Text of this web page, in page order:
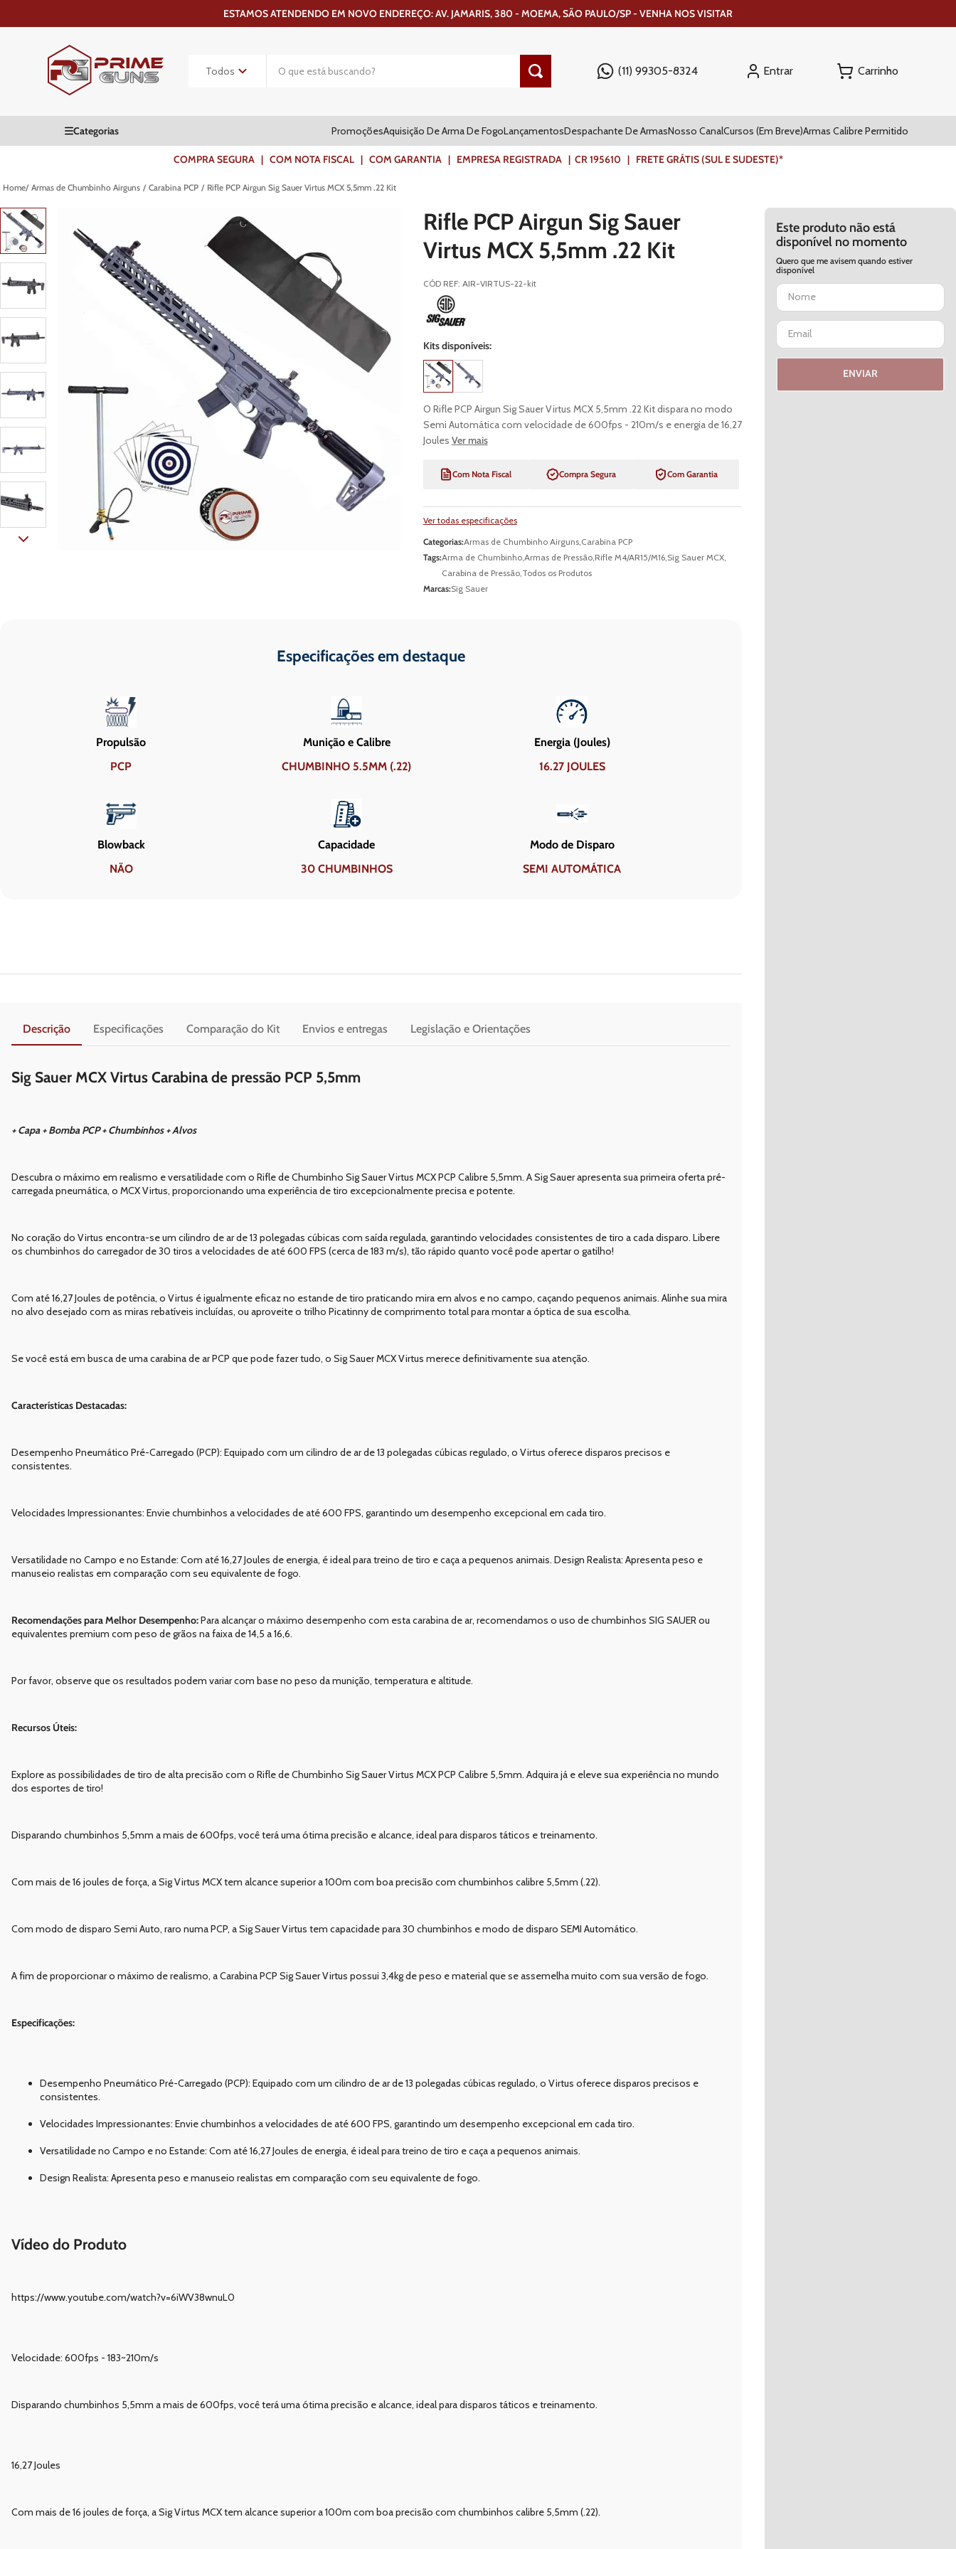
ESTAMOS ATENDENDO EM NOVO ENDEREÇO: AV. JAMARIS, 380 - MOEMA, SÃO PAULO/SP - VENHA NOS VISITAR
(11) 99305-8324 Entrar
PromoçõesAquisição De Arma De FogoLançamentosDespachante De ArmasNosso CanalCursos (Em Breve)Armas Calibre Permitido
COMPRA SEGURA | COM NOTA FISCAL | COM GARANTIA | EMPRESA REGISTRADA | CR 195610 | FRETE GRÁTIS (SUL E SUDESTE)*
Armas de Chumbinho Airguns Carabina PCP Rifle PCP Airgun Sig Sauer Virtus MCX 5,5mm .22 Kit
Rifle PCP Airgun Sig Sauer
Virtus MCX 5,5mm .22 Kit
CÓD REF: AIR-VIRTUS-22-kit
Kits disponíveis:
O Rifle PCP Airgun Sig Sauer Virtus MCX 5,5mm .22 Kit dispara no modo
Semi Automática com velocidade de 600fps - 210m/s e energia de 16,27
Joules Ver mais
Com Nota Fiscal Compra Segura Com Garantia
Ver todas especificações
Categorias:Armas de Chumbinho Airguns,Carabina PCP
Tags:Arma de Chumbinho,Armas de Pressão,Rifle M4/AR15/M16,Sig Sauer MCX,
Carabina de Pressão,Todos os Produtos
Marcas:Sig Sauer
Especificações em destaque
Propulsão
PCP
Munição e Calibre
CHUMBINHO 5.5MM (.22)
Energia (Joules)
16.27 JOULES
Blowback
NÃO
Capacidade
30 CHUMBINHOS
Modo de Disparo
SEMI AUTOMÁTICA
Descrição Especificações Comparação do Kit Envios e entregas Legislação e Orientações
Sig Sauer MCX Virtus Carabina de pressão PCP 5,5mm
+ Capa + Bomba PCP + Chumbinhos + Alvos
Descubra o máximo em realismo e versatilidade com o Rifle de Chumbinho Sig Sauer Virtus MCX PCP Calibre 5,5mm. A Sig Sauer apresenta sua primeira oferta pré-
carregada pneumática, o MCX Virtus, proporcionando uma experiência de tiro excepcionalmente precisa e potente.
No coração do Virtus encontra-se um cilindro de ar de 13 polegadas cúbicas com saída regulada, garantindo velocidades consistentes de tiro a cada disparo. Libere
os chumbinhos do carregador de 30 tiros a velocidades de até 600 FPS (cerca de 183 m/s), tão rápido quanto você pode apertar o gatilho!
Com até 16,27 Joules de potência, o Virtus é igualmente eficaz no estande de tiro praticando mira em alvos e no campo, caçando pequenos animais. Alinhe sua mira
no alvo desejado com as miras rebatíveis incluídas, ou aproveite o trilho Picatinny de comprimento total para montar a óptica de sua escolha.
Se você está em busca de uma carabina de ar PCP que pode fazer tudo, o Sig Sauer MCX Virtus merece definitivamente sua atenção.
Características Destacadas:
Desempenho Pneumático Pré-Carregado (PCP): Equipado com um cilindro de ar de 13 polegadas cúbicas regulado, o Virtus oferece disparos precisos e
consistentes.
Velocidades Impressionantes: Envie chumbinhos a velocidades de até 600 FPS, garantindo um desempenho excepcional em cada tiro.
Versatilidade no Campo e no Estande: Com até 16,27 Joules de energia, é ideal para treino de tiro e caça a pequenos animais. Design Realista: Apresenta peso e
manuseio realistas em comparação com seu equivalente de fogo.
Recomendações para Melhor Desempenho:Para alcançar o máximo desempenho com esta carabina de ar, recomendamos o uso de chumbinhos SIG SAUER ou
equivalentes premium com peso de grãos na faixa de 14,5 a 16,6.
Por favor, observe que os resultados podem variar com base no peso da munição, temperatura e altitude.
Recursos Úteis:
Explore as possibilidades de tiro de alta precisão com o Rifle de Chumbinho Sig Sauer Virtus MCX PCP Calibre 5,5mm. Adquira já e eleve sua experiência no mundo
dos esportes de tiro!
Disparando chumbinhos 5,5mm a mais de 600fps, você terá uma ótima precisão e alcance, ideal para disparos táticos e treinamento.
Com mais de 16 joules de força, a Sig Virtus MCX tem alcance superior a 100m com boa precisão com chumbinhos calibre 5,5mm (.22).
Com modo de disparo Semi Auto, raro numa PCP, a Sig Sauer Virtus tem capacidade para 30 chumbinhos e modo de disparo SEMI Automático.
A fim de proporcionar o máximo de realismo, a Carabina PCP Sig Sauer Virtus possui 3,4kg de peso e material que se assemelha muito com sua versão de fogo.
Especificações:
Desempenho Pneumático Pré-Carregado (PCP): Equipado com um cilindro de ar de 13 polegadas cúbicas regulado, o Virtus oferece disparos precisos e
consistentes.
Velocidades Impressionantes: Envie chumbinhos a velocidades de até 600 FPS, garantindo um desempenho excepcional em cada tiro.
Versatilidade no Campo e no Estande: Com até 16,27 Joules de energia, é ideal para treino de tiro e caça a pequenos animais.
Design Realista: Apresenta peso e manuseio realistas em comparação com seu equivalente de fogo.
Vídeo do Produto
https://www.youtube.com/watch?v=6iWV38wnuL0
Velocidade: 600fps - 183~210m/s
Disparando chumbinhos 5,5mm a mais de 600fps, você terá uma ótima precisão e alcance, ideal para disparos táticos e treinamento.
16,27 Joules
Com mais de 16 joules de força, a Sig Virtus MCX tem alcance superior a 100m com boa precisão com chumbinhos calibre 5,5mm (.22).
Este produto não está
disponível no momento
Quero que me avisem quando estiver
disponível
ENVIAR